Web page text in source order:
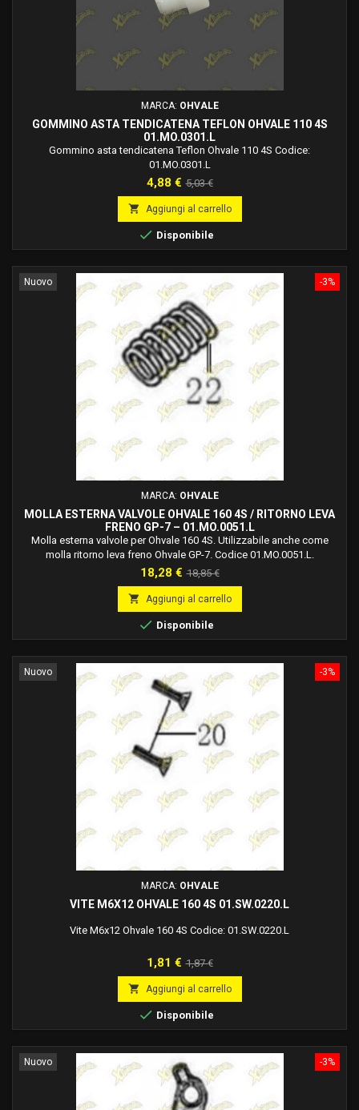
MARCA: OHVALE
GOMMINO ASTA TENDICATENA TEFLON OHVALE 110 4S
01.MO.0301.L
Gommino asta tendicatena Teflon Ohvale 110 4S Codice:
01.MO.0301.L
Prezzo
4,88 € Prezzo
base
5,03 €
 Aggiungi al carrello
 Disponibile
-3%
Nuovo
MARCA: OHVALE
MOLLA ESTERNA VALVOLE OHVALE 160 4S / RITORNO LEVA
FRENO GP-7 – 01.MO.0051.L
Molla esterna valvole per Ohvale 160 4S. Utilizzabile anche come
molla ritorno leva freno Ohvale GP-7. Codice 01.MO.0051.L.
Prezzo
18,28 € Prezzo
base
18,85 €
 Aggiungi al carrello
 Disponibile
-3%
Nuovo
MARCA: OHVALE
VITE M6X12 OHVALE 160 4S 01.SW.0220.L
Vite M6x12 Ohvale 160 4S Codice: 01.SW.0220.L
Prezzo
1,81 € Prezzo
base
1,87 €
 Aggiungi al carrello
 Disponibile
-3%
Nuovo